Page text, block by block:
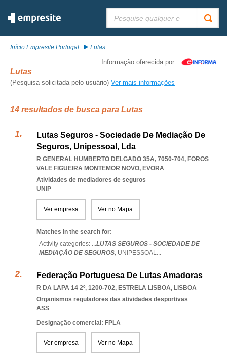
Início Empresite Portugal Lutas
Informação oferecida por
Lutas
(Pesquisa solicitada pelo usuário) Ver mais informações
14 resultados de busca para Lutas
Lutas Seguros - Sociedade De Mediação De
Seguros, Unipessoal, Lda
R GENERAL HUMBERTO DELGADO 35A, 7050-704, FOROS
VALE FIGUEIRA MONTEMOR NOVO, EVORA
Atividades de mediadores de seguros
UNIP
Ver empresa Ver no Mapa
Matches in the search for:
Activity categories: ...LUTAS SEGUROS - SOCIEDADE DE
MEDIAÇÃO DE SEGUROS, UNIPESSOAL...
Federação Portuguesa De Lutas Amadoras
R DA LAPA 14 2º, 1200-702, ESTRELA LISBOA, LISBOA
Organismos reguladores das atividades desportivas
ASS
Designação comercial: FPLA
Ver empresa Ver no Mapa